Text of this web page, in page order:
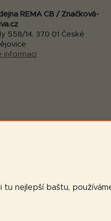
tu nejlepší baštu,
REMA CB / Značková-
558/14, 370 01 České
informací